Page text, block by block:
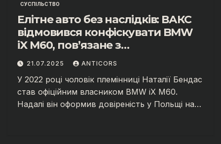
СУСПІЛЬСТВО
Елітне авто без наслідків: ВАКС
відмовився конфіскувати BMW
iX M60, пов’язане з
ексчиновницею ДПС Наталією
Бендас?
21.07.2025 ANTICORS
У 2022 році чоловік племінниці Наталії Бендас
став офіційним власником BMW iX M60.
Надалі він оформив довіреність у Польщі на…